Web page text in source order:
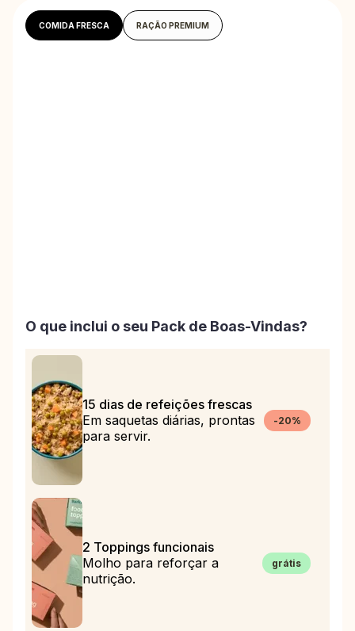
COMIDA FRESCA RAÇÃO PREMIUM
O que inclui o seu Pack de Boas-Vindas?
15 dias de refeições frescas
Em saquetas diárias, prontas
para servir.
-20%
2 Toppings funcionais
Molho para reforçar a
nutrição.
grátis